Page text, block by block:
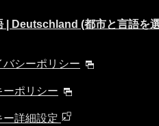
| Deutschland (都市と言語を
バシーポリシー
ーポリシー
ー詳細設定